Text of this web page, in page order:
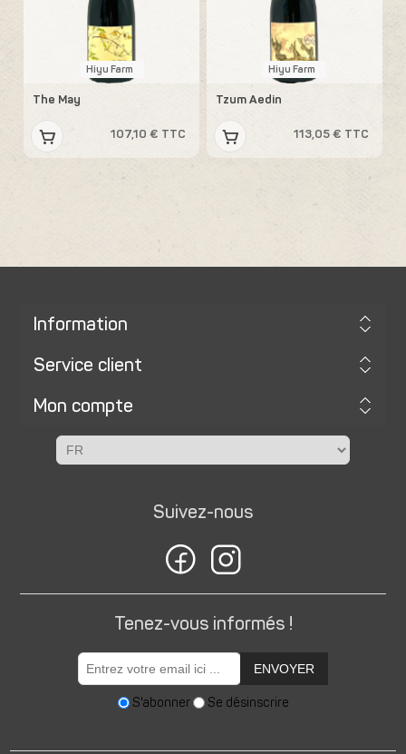
Hiyu Farm
The May
107,10 € TTC
Hiyu Farm
Tzum Aedin
113,05 € TTC
Information
Service client
Mon compte
Suivez-nous
Tenez-vous informés !
ENVOYER
S'abonner Se désinscrire